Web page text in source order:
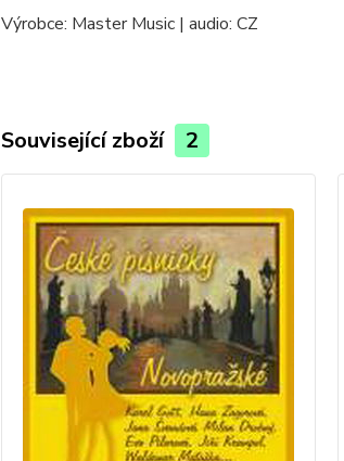
Výrobce: Master Music | audio: CZ
Související zboží 2